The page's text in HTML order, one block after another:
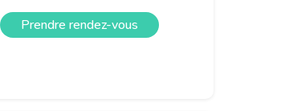
Prendre rendez-vous